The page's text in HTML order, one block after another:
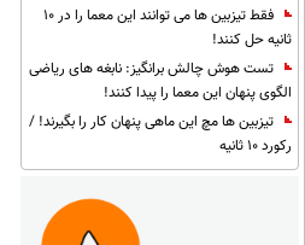
فقط تیزبین ها می توانند این معما را در 10
ثانیه حل کنند!
تست هوش چالش برانگیز: نابغه های ریاضی
الگوی پنهان این معما را پیدا کنند!
تیزبین ها مچ این ماهی پنهان کار را بگیرند! /
رکورد 10 ثانیه